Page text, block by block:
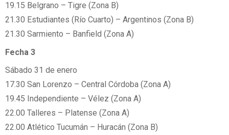
19.15 Belgrano – Tigre (Zona B)
21.30 Estudiantes (Río Cuarto) – Argentinos (Zona B)
21.30 Sarmiento – Banfield (Zona A)
Fecha 3
Sábado 31 de enero
17.30 San Lorenzo – Central Córdoba (Zona A)
19.45 Independiente – Vélez (Zona A)
22.00 Talleres – Platense (Zona A)
22.00 Atlético Tucumán – Huracán (Zona B)